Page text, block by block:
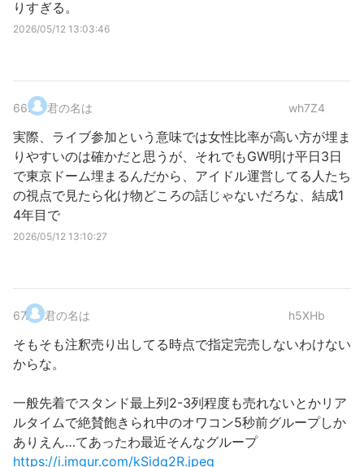
りすぎる。
2026/05/12 13:03:46
66. 君の名は wh7Z4
実際、ライブ参加という意味では女性比率が高い方が埋ま
りやすいのは確かだと思うが、それでもGW明け平日3日
で東京ドーム埋まるんだから、アイドル運営してる人たち
の視点で見たら化け物どころの話じゃないだろな、結成1
4年目で
2026/05/12 13:10:27
67. 君の名は h5XHb
そもそも注釈売り出してる時点で指定完売しないわけない
からな。
一般先着でスタンド最上列2-3列程度も売れないとかリア
ルタイムで絶賛飽きられ中のオワコン5秒前グループしか
ありえん…てあったわ最近そんなグループ
https://i.imgur.com/kSidq2R.jpeg